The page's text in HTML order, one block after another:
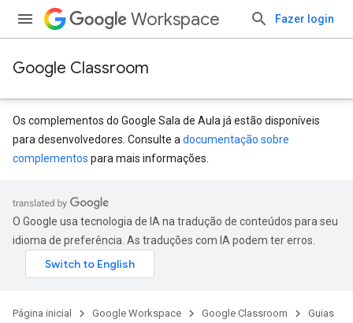
Workspace Fazer login
Google Classroom
Os complementos do Google Sala de Aula já estão disponíveis
para desenvolvedores. Consulte a documentação sobre
complementos para mais informações.
O Google usa tecnologia de IA na tradução de conteúdos para seu
idioma de preferência. As traduções com IA podem ter erros.
Página inicial Google Workspace Google Classroom Guias